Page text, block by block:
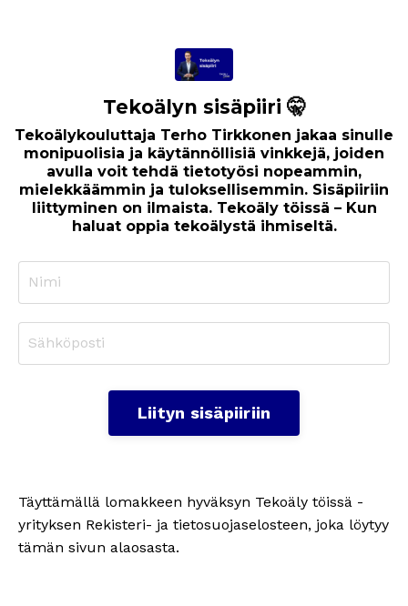
Tekoälyn sisäpiiri 🤫
Tekoälykouluttaja Terho Tirkkonen jakaa sinulle
monipuolisia ja käytännöllisiä vinkkejä, joiden
avulla voit tehdä tietotyösi nopeammin,
mielekkäämmin ja tuloksellisemmin. Sisäpiiriin
liittyminen on ilmaista. Tekoäly töissä – Kun
haluat oppia tekoälystä ihmiseltä.
Liityn sisäpiiriin
Täyttämällä lomakkeen hyväksyn Tekoäly töissä -
yrityksen Rekisteri- ja tietosuojaselosteen, joka löytyy
tämän sivun alaosasta.